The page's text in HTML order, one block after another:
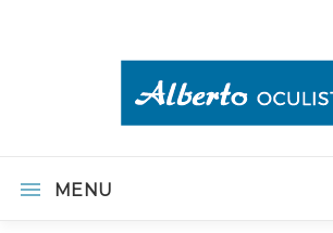
MENU